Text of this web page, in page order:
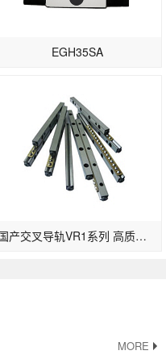
EGH35SA
国产交叉导轨VR1系列 高质量滚柱导轨
MORE